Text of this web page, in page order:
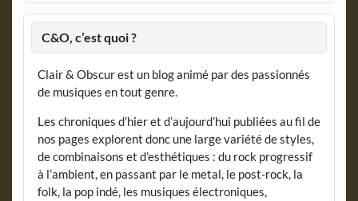
C&O, c’est quoi ?
Clair & Obscur est un blog animé par des passionnés
de musiques en tout genre.
Les chroniques d’hier et d’aujourd’hui publiées au fil de
nos pages explorent donc une large variété de styles,
de combinaisons et d’esthétiques : du rock progressif
à l’ambient, en passant par le metal, le post-rock, la
folk, la pop indé, les musiques électroniques,